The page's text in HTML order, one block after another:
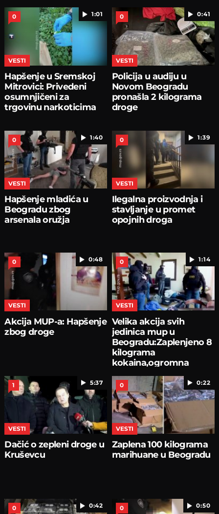
1:01
0
VESTI
Hapšenje u Sremskoj
Mitrovici: Privedeni
osumnjičeni za
trgovinu narkoticima
0:41
0
VESTI
Policija u audiju u
Novom Beogradu
pronašla 2 kilograma
droge
1:40
0
VESTI
Hapšenje mladića u
Beogradu zbog
arsenala oružja
1:39
0
VESTI
Ilegalna proizvodnja i
stavljanje u promet
opojnih droga
0:48
0
VESTI
Akcija MUP-a: Hapšenje
zbog droge
1:14
0
VESTI
Velika akcija svih
jedinica mup u
Beogradu:Zaplenjeno 8
kilograma
kokaina,ogromna
5:37
1
VESTI
Dačić o zepleni droge u
Kruševcu
0:22
0
VESTI
Zaplena 100 kilograma
marihuane u Beogradu
0:42
0 0:50
0